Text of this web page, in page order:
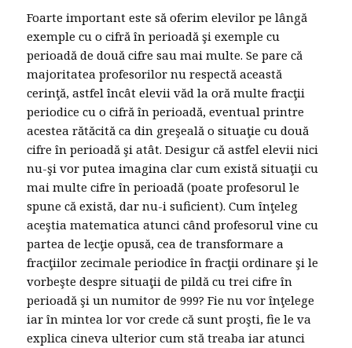
Foarte important este să oferim elevilor pe lângă
exemple cu o cifră în perioadă şi exemple cu
perioadă de două cifre sau mai multe. Se pare că
majoritatea profesorilor nu respectă această
cerinţă, astfel încât elevii văd la oră multe fracţii
periodice cu o cifră în perioadă, eventual printre
acestea rătăcită ca din greşeală o situaţie cu două
cifre în perioadă şi atât. Desigur că astfel elevii nici
nu-şi vor putea imagina clar cum există situaţii cu
mai multe cifre în perioadă (poate profesorul le
spune că există, dar nu-i suficient). Cum înţeleg
aceştia matematica atunci când profesorul vine cu
partea de lecţie opusă, cea de transformare a
fracţiilor zecimale periodice în fracţii ordinare şi le
vorbeşte despre situaţii de pildă cu trei cifre în
perioadă şi un numitor de 999? Fie nu vor înţelege
iar în mintea lor vor crede că sunt proşti, fie le va
explica cineva ulterior cum stă treaba iar atunci